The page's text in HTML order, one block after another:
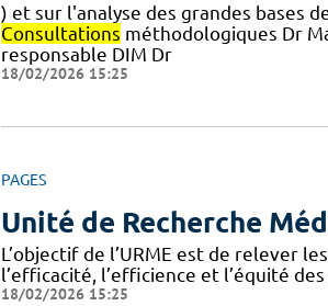
) et sur l'analyse des grandes bases
Consultations méthodologiques Dr
responsable DIM Dr
18/02/2026 15:25
PAGES
Unité de Recherche
L’objectif de l’URME est de relever
l’efficacité, l’efficience et l’équité
18/02/2026 15:25